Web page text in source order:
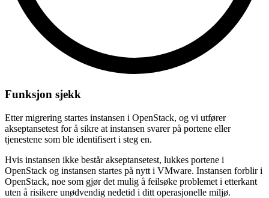
Funksjon sjekk
Etter migrering startes instansen i OpenStack, og vi utfører
akseptansetest for å sikre at instansen svarer på portene eller
tjenestene som ble identifisert i steg en.
Hvis instansen ikke består akseptansetest, lukkes portene i
OpenStack og instansen startes på nytt i VMware. Instansen forblir i
OpenStack, noe som gjør det mulig å feilsøke problemet i etterkant
uten å risikere unødvendig nedetid i ditt operasjonelle miljø.